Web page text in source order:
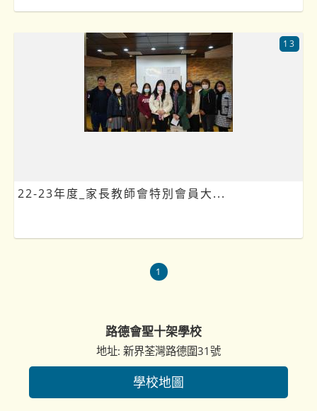
22-23年度_家長教師會特別會員大...
13
1
路德會聖十架學校
地址: 新界荃灣路德圍31號
學校地圖